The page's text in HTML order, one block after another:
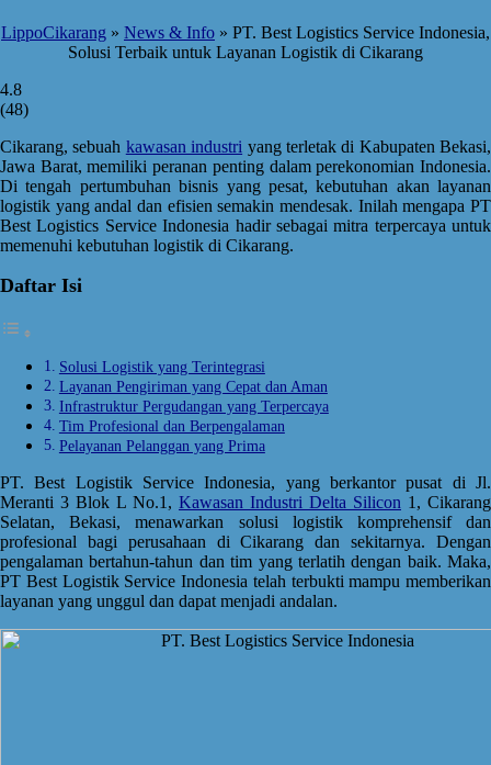
LippoCikarang » News & Info » PT. Best Logistics Service Indonesia,
Solusi Terbaik untuk Layanan Logistik di Cikarang
4.8
(48)
Cikarang, sebuah kawasan industri yang terletak di Kabupaten Bekasi,
Jawa Barat, memiliki peranan penting dalam perekonomian Indonesia.
Di tengah pertumbuhan bisnis yang pesat, kebutuhan akan layanan
logistik yang andal dan efisien semakin mendesak. Inilah mengapa PT
Best Logistics Service Indonesia hadir sebagai mitra terpercaya untuk
memenuhi kebutuhan logistik di Cikarang.
Daftar Isi
Solusi Logistik yang Terintegrasi
Layanan Pengiriman yang Cepat dan Aman
Infrastruktur Pergudangan yang Terpercaya
Tim Profesional dan Berpengalaman
Pelayanan Pelanggan yang Prima
PT. Best Logistik Service Indonesia, yang berkantor pusat di Jl.
Meranti 3 Blok L No.1, Kawasan Industri Delta Silicon 1, Cikarang
Selatan, Bekasi, menawarkan solusi logistik komprehensif dan
profesional bagi perusahaan di Cikarang dan sekitarnya. Dengan
pengalaman bertahun-tahun dan tim yang terlatih dengan baik. Maka,
PT Best Logistik Service Indonesia telah terbukti mampu memberikan
layanan yang unggul dan dapat menjadi andalan.